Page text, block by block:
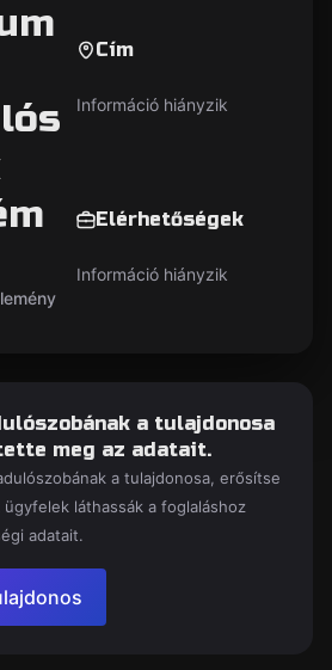
Cím
Információ hiányzik
Elérhetőségek
Információ hiányzik
a tulajdonosa
meg az adatait.
a tulajdonosa, erősítse
láthassák a foglaláshoz
adatait.